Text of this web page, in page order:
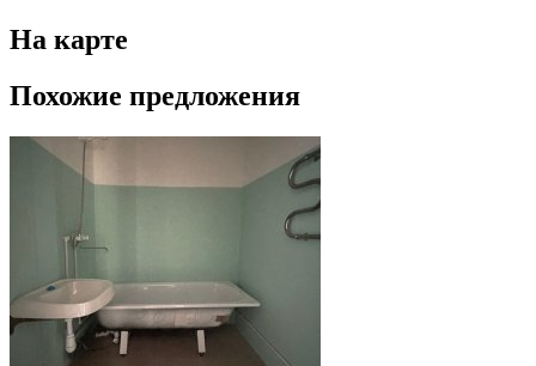
На карте
Похожие предложения